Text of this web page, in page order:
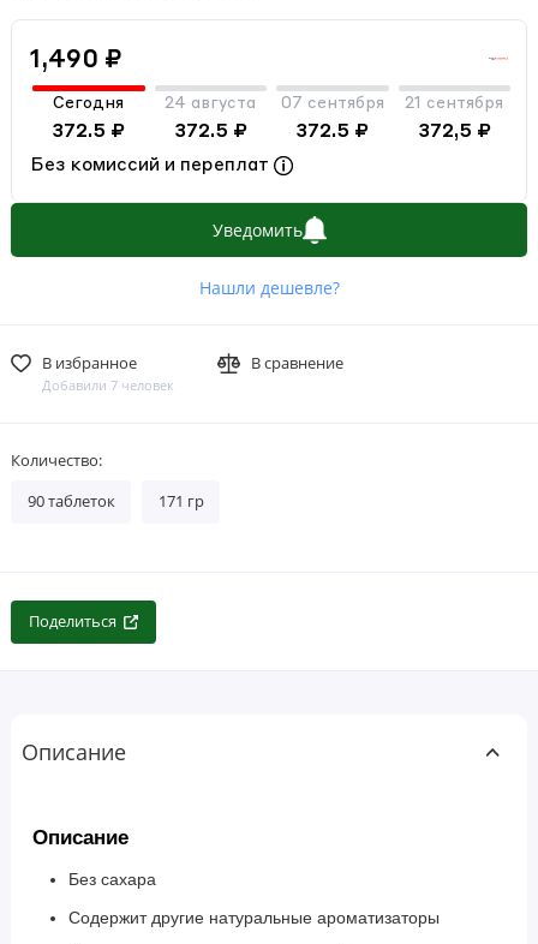
1,490 ₽
Сегодня
372.5 ₽
24 августа
372.5 ₽
07 сентября
372.5 ₽
21 сентября
372,5 ₽
Без комиссий и переплат
Уведомить
Нашли дешевле?
В избранное
Добавили 7 человек
В сравнение
Количество:
90 таблеток 171 гр
Поделиться
Описание
Описание
Без сахара
Содержит другие натуральные ароматизаторы